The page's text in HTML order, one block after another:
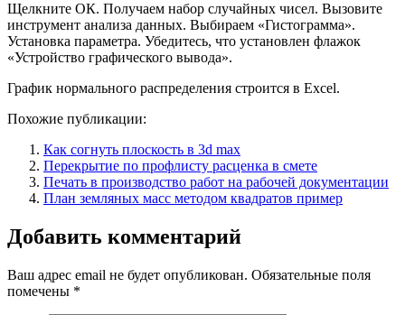
Щелкните ОК. Получаем набор случайных чисел. Вызовите
инструмент анализа данных. Выбираем «Гистограмма».
Установка параметра. Убедитесь, что установлен флажок
«Устройство графического вывода».
График нормального распределения строится в Excel.
Похожие публикации:
Как согнуть плоскость в 3d max
Перекрытие по профлисту расценка в смете
Печать в производство работ на рабочей документации
План земляных масс методом квадратов пример
Добавить комментарий
Ваш адрес email не будет опубликован. Обязательные поля
помечены *